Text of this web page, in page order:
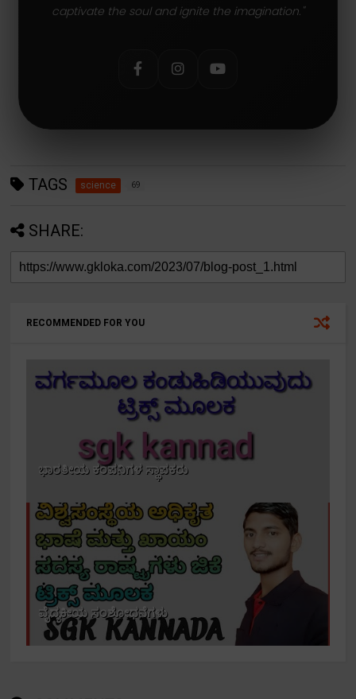
captivate the soul and ignite the imagination."
TAGS science 69
SHARE:
RECOMMENDED FOR YOU
ಭಾರತೀಯ ಕಂಪನಿಗಳ ಸ್ಥಾಪಕರು
ವೈದ್ಯಕೀಯ ಸಂಶೋಧನೆಗಳು